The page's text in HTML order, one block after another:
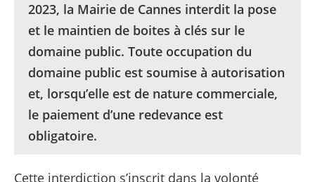
2023, la Mairie de Cannes interdit la pose
et le maintien de boites à clés sur le
domaine public. Toute occupation du
domaine public est soumise à autorisation
et, lorsqu’elle est de nature commerciale,
le paiement d’une redevance est
obligatoire.
Cette interdiction s’inscrit dans la volonté